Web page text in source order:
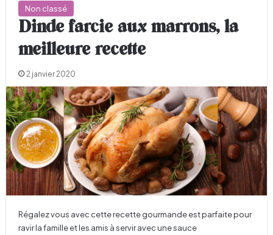
Non classé
Dinde farcie aux marrons, la
meilleure recette
2 janvier 2020
Régalez vous avec cette recette gourmande est parfaite pour
ravir la famille et les amis à servir avec une sauce